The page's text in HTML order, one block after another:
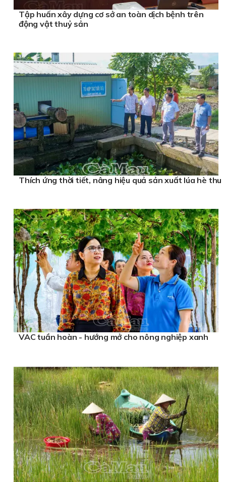
Tập huấn xây dựng cơ sở an toàn dịch bệnh trên
động vật thuỷ sản
Thích ứng thời tiết, nâng hiệu quả sản xuất lúa hè thu
VAC tuần hoàn - hướng mở cho nông nghiệp xanh